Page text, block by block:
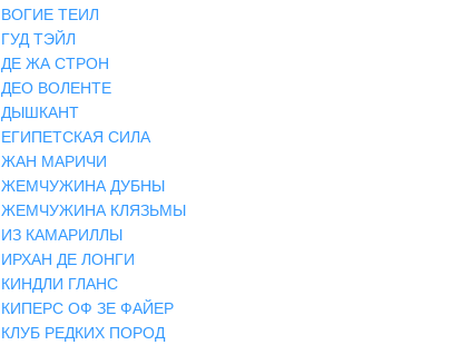
ВОГИЕ ТЕИЛ
ГУД ТЭЙЛ
ДЕ ЖА СТРОН
ДЕО ВОЛЕНТЕ
ДЫШКАНТ
ЕГИПЕТСКАЯ СИЛА
ЖАН МАРИЧИ
ЖЕМЧУЖИНА ДУБНЫ
ЖЕМЧУЖИНА КЛЯЗЬМЫ
ИЗ КАМАРИЛЛЫ
ИРХАН ДЕ ЛОНГИ
КИНДЛИ ГЛАНС
КИПЕРС ОФ ЗЕ ФАЙЕР
КЛУБ РЕДКИХ ПОРОД